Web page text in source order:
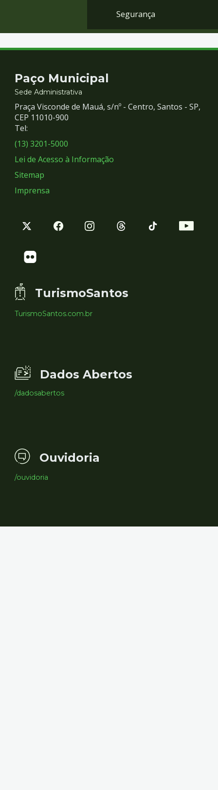
Segurança
Contato
e
Redes
Sociais
Paço Municipal
Sede Administrativa
Praça Visconde de Mauá, s/nº - Centro, Santos - SP,
CEP 11010-900
Tel:
(13) 3201-5000
Lei de Acesso à Informação
Sitemap
Imprensa
TurismoSantos
TurismoSantos.com.br
Dados Abertos
/dadosabertos
Ouvidoria
/ouvidoria